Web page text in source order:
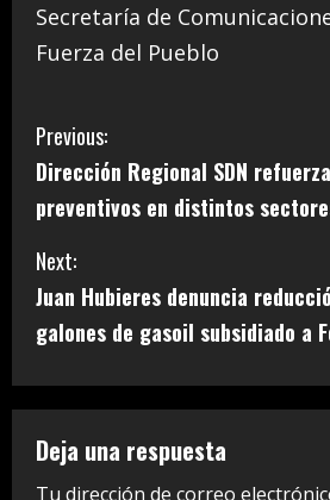
Secretaría de
Fuerza del Pueblo
C
o
n
t
i
n
u
Previous:
Dirección Regional SDN
preventivos en distintos
Next:
Juan Hubieres denuncia
galones de gasoil subsidiado a
Deja una respuesta
Tu dirección de correo